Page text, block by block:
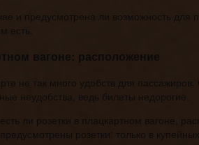
и предусмотрена ли возможность
есть.
вагоне: расположение
не так много удобств для
неудобства, ведь билеты недорогие.
ли розетки в плацкартном вагоне,
розетки: только в